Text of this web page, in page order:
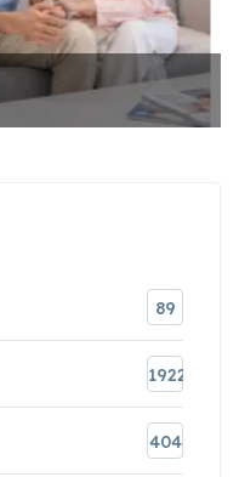
89
1922
404